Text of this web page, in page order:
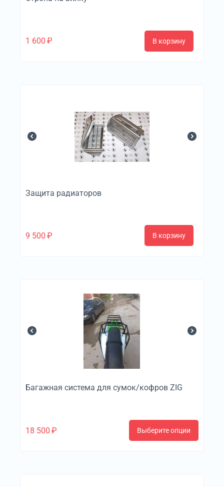
1 600 ₽ В корзину
Защита радиаторов
9 500 ₽ В корзину
Багажная система для сумок/кофров ZIG
18 500 ₽ Выберите опции